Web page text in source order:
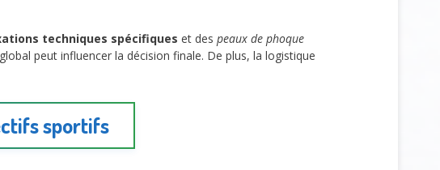
techniques spécifiques et des peaux de phoque
peut influencer la décision finale. De plus, la logistique
sportifs